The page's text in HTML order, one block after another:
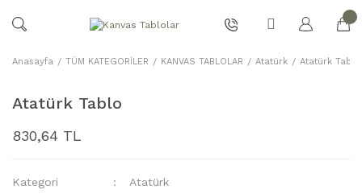
Anasayfa TÜM KATEGORİLER KANVAS TABLOLAR Atatürk Atatürk Tablo
Atatürk Tablo
830,64 TL
Kategori
Atatürk